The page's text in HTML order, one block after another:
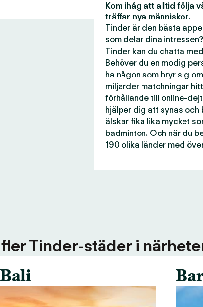
Kom ihåg att alltid följa
träffar nya människor.
Tinder är den bästa
som delar dina
Tinder kan du chatta
Behöver du en modig
ha någon som bryr sig
miljarder matchningar
förhållande till online-
hjälper dig att synas och
älskar fika lika mycket
badminton. Och när du
190 olika länder med
Tinder-städer i
Bali